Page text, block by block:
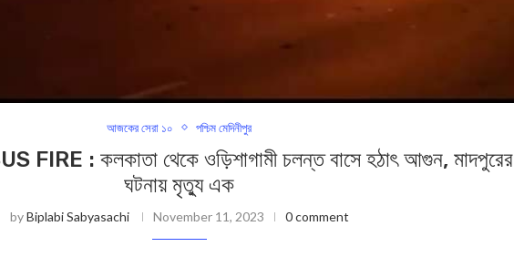
আজকের সেরা ১০ পশ্চিম মেদিনীপুর
FIRE : কলকাতা থেকে ওড়িশাগামী চলন্ত বাসে হঠাৎ আগুন, মাদপুরের
ঘটনায় মৃত্যু এক
byBiplabi Sabyasachi November 11, 2023 0 comment